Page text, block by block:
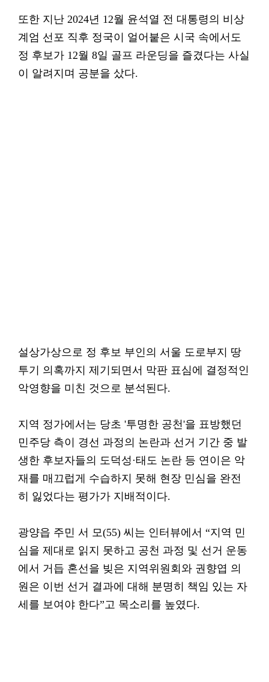
또한 지난 2024년 12월 윤석열 전 대통령의 비상
계엄 선포 직후 정국이 얼어붙은 시국 속에서도
정 후보가 12월 8일 골프 라운딩을 즐겼다는 사실
이 알려지며 공분을 샀다.
설상가상으로 정 후보 부인의 서울 도로부지 땅
투기 의혹까지 제기되면서 막판 표심에 결정적인
악영향을 미친 것으로 분석된다.
지역 정가에서는 당초 '투명한 공천'을 표방했던
민주당 측이 경선 과정의 논란과 선거 기간 중 발
생한 후보자들의 도덕성·태도 논란 등 연이은 악
재를 매끄럽게 수습하지 못해 현장 민심을 완전
히 잃었다는 평가가 지배적이다.
광양읍 주민 서 모(55) 씨는 인터뷰에서 “지역 민
심을 제대로 읽지 못하고 공천 과정 및 선거 운동
에서 거듭 혼선을 빚은 지역위원회와 권향엽 의
원은 이번 선거 결과에 대해 분명히 책임 있는 자
세를 보여야 한다”고 목소리를 높였다.